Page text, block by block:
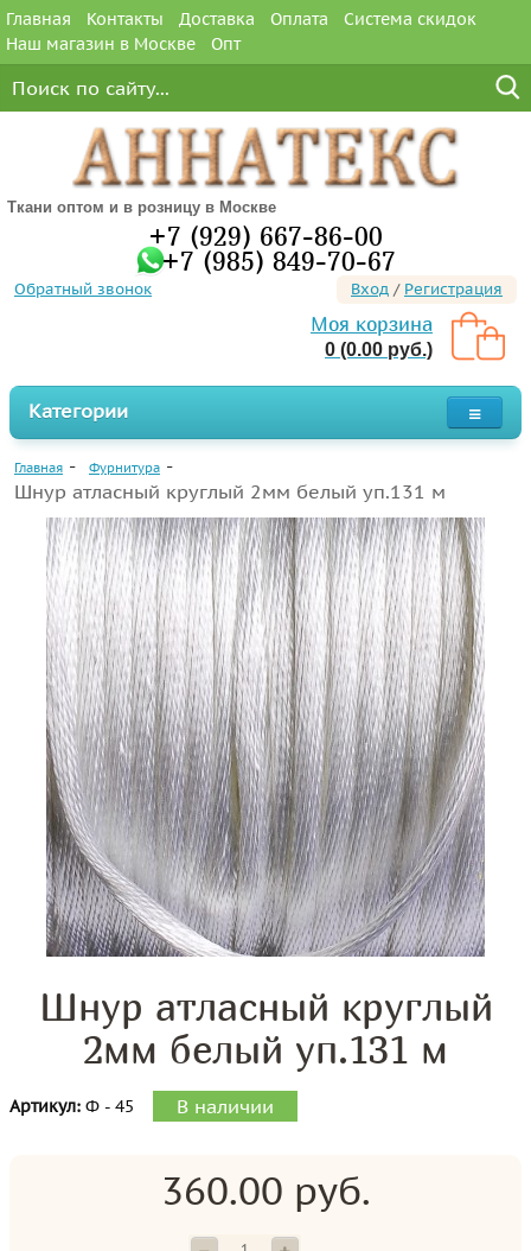
Главная Контакты Доставка Оплата
Система скидок
Наш магазин в Москве
Опт
Ткани оптом и в розницу в Москве
+7 (929) 667-86-00
+7 (985) 849-70-67
Обратный звонок Вход / Регистрация
Моя корзина
0 (0.00 руб.)
Категории
Главная Фурнитура
Шнур атласный круглый 2мм белый уп.131 м
Шнур атласный круглый
2мм белый уп.131 м
Артикул: Ф - 45 В наличии
360.00 руб.